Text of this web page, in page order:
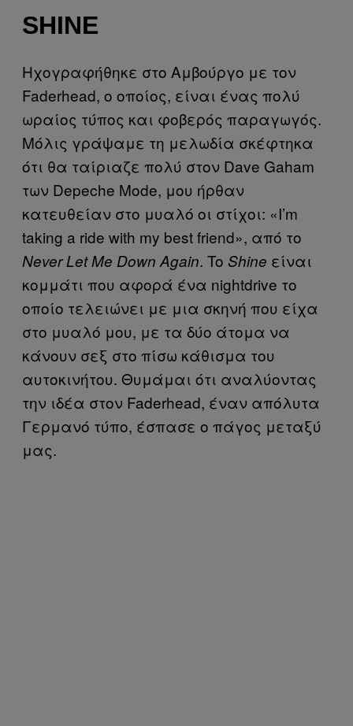
SHINE
Ηχογραφήθηκε στο Αμβούργο με τον
Faderhead, ο οποίος, είναι ένας πολύ
ωραίος τύπος και φοβερός παραγωγός.
Μόλις γράψαμε τη μελωδία σκέφτηκα
ότι θα ταίριαζε πολύ στον Dave Gaham
των Depeche Mode, μου ήρθαν
κατευθείαν στο μυαλό οι στίχοι: «I’m
taking a ride with my best friend», από το
Never Let Me Down Again. To Shine είναι
κομμάτι που αφορά ένα nightdrive το
οποίο τελειώνει με μια σκηνή που είχα
στο μυαλό μου, με τα δύο άτομα να
κάνουν σεξ στο πίσω κάθισμα του
αυτοκινήτου. Θυμάμαι ότι αναλύοντας
την ιδέα στον Faderhead, έναν απόλυτα
Γερμανό τύπο, έσπασε ο πάγος μεταξύ
μας.